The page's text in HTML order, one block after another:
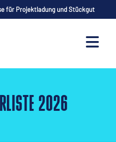
für Projektladung und Stückgut
2026